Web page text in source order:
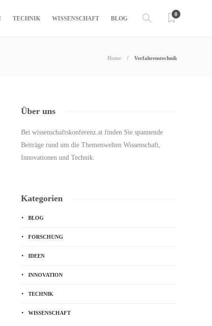
TECHNIK WISSENSCHAFT BLOG
0
Home Verfahrenstechnik
Über uns
Bei wissenschaftskonferenz.at finden Sie spannende
Beiträge rund um die Themenwelten Wissenschaft,
Innovationen und Technik.
Kategorien
BLOG
FORSCHUNG
IDEEN
INNOVATION
TECHNIK
WISSENSCHAFT